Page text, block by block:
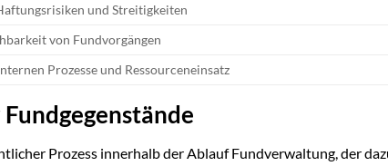
und Streitigkeiten
von Fundvorgängen
Prozesse und Ressourceneinsatz
Prozess innerhalb der Ablauf Fundverwaltung, der